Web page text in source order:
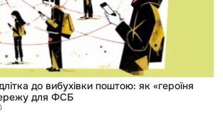
до вибухівки поштою: як «героїня
для ФСБ